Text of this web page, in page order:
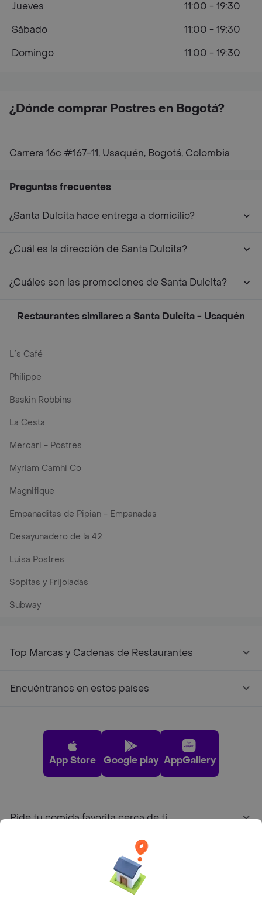
¿Dónde comprar Postres en Bogotá?
Carrera 16c #167-11, Usaquén, Bogotá, Colombia
Jueves
11:00 - 19:30
Sábado
11:00 - 19:30
Domingo
11:00 - 19:30
Preguntas frecuentes
¿Santa Dulcita hace entrega a domicilio?
¿Cuál es la dirección de Santa Dulcita?
¿Cuáles son las promociones de Santa Dulcita?
Restaurantes similares a Santa Dulcita - Usaquén
L´s Café
Philippe
Baskin Robbins
La Cesta
Mercari - Postres
Myriam Camhi Co
Magnifique
Empanaditas de Pipian - Empanadas
Desayunadero de la 42
Luisa Postres
Sopitas y Frijoladas
Subway
Top Marcas y Cadenas de Restaurantes
Encuéntranos en estos países
App Store Google play AppGallery
Pide tu comida favorita cerca de ti